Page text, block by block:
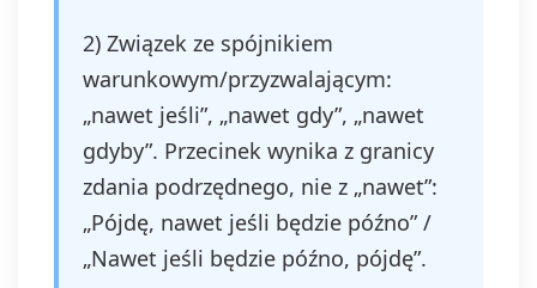
2) Związek ze spójnikiem
warunkowym/przyzwalającym:
„nawet jeśli”, „nawet gdy”, „nawet
gdyby”. Przecinek wynika z granicy
zdania podrzędnego, nie z „nawet”:
„Pójdę, nawet jeśli będzie późno” /
„Nawet jeśli będzie późno, pójdę”.